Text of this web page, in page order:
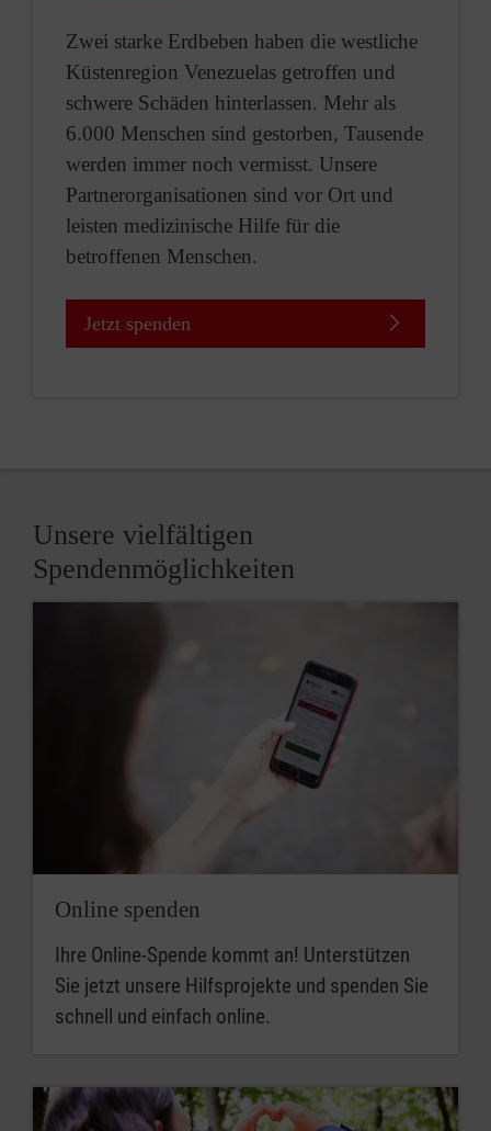
Zwei starke Erdbeben haben die westliche
Küstenregion Venezuelas getroffen und
schwere Schäden hinterlassen. Mehr als
6.000 Menschen sind gestorben, Tausende
werden immer noch vermisst. Unsere
Partnerorganisationen sind vor Ort und
leisten medizinische Hilfe für die
betroffenen Menschen.
Jetzt spenden
Unsere vielfältigen
Spendenmöglichkeiten
Online spenden
Ihre Online-Spende kommt an! Unterstützen
Sie jetzt unsere Hilfsprojekte und spenden Sie
schnell und einfach online.